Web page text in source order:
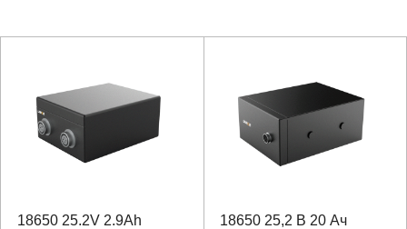
18650 25.2V 2.9Ah
18650 25,2 В 20 Ач